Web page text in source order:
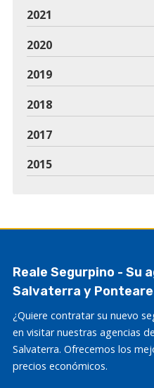
2021
2020
2019
2018
2017
2015
Reale Segurpino - Su
Salvaterra y
¿Quiere contratar su nuevo
en visitar nuestras agencias
Salvaterra. Ofrecemos los
precios económicos.